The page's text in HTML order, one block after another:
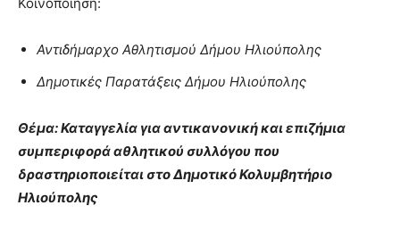
Αντιδήμαρχο Αθλητισμού Δήμου Ηλιούπολης
Δημοτικές Παρατάξεις Δήμου Ηλιούπολης
Θέμα: Καταγγελία για αντικανονική και επιζήμια
συμπεριφορά αθλητικού συλλόγου που
δραστηριοποιείται στο Δημοτικό Κολυμβητήριο
Ηλιούπολης